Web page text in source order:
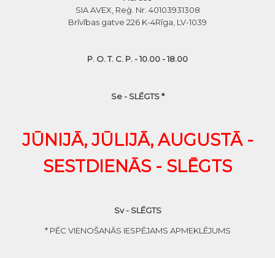
SIA AVEX, Reģ. Nr. 40103931308
Brīvības gatve 226 K-4Rīga, LV-1039
P. O. T. C. P. - 10.00 - 18.00
Se - SLĒGTS *
JŪNIJĀ, JŪLIJĀ, AUGUSTĀ -
SESTDIENĀS - SLĒGTS
Sv - SLĒGTS
* PĒC VIENOŠANĀS IESPĒJAMS APMEKLĒJUMS